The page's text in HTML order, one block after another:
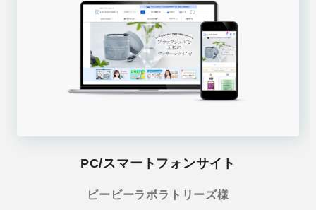
PC/スマートフォンサイト
ビービーラボラトリーズ様